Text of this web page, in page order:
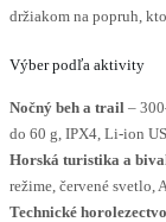
držiakom na popruh,
Výber podľa aktivity
Nočný beh a trail –
do 60 g, IPX4, Li-ion
Horská turistika a
režime, červené svetlo,
Technické